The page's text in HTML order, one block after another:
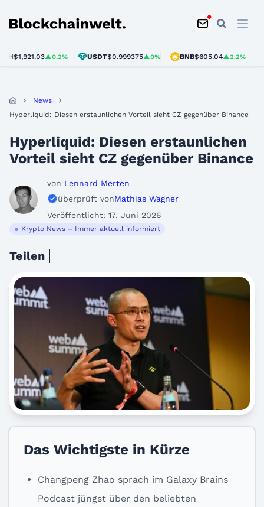
Blockchainwelt
▲0.2% USDT$0.999375▲0% BNB$605.04▲2.2%
News
Hyperliquid: Diesen erstaunlichen Vorteil sieht CZ gegenüber Binance
Hyperliquid: Diesen erstaunlichen
Vorteil sieht CZ gegenüber Binance
von Lennard Merten
überprüft vonMathias Wagner
Veröffentlicht: 17. Juni 2026
Krypto News – Immer aktuell informiert
Teilen
Das Wichtigste in Kürze
Changpeng Zhao sprach im Galaxy Brains
Podcast jüngst über den beliebten